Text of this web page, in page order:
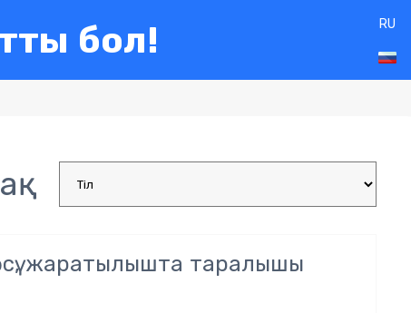
бол! RU
жаратылышта таралышы